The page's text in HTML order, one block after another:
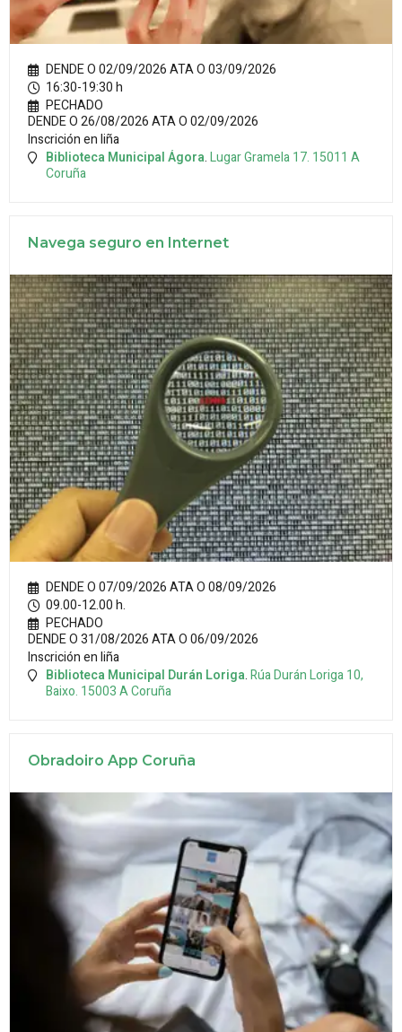
DENDE O 02/09/2026 ATA O 03/09/2026
16:30-19:30 h
PECHADO
DENDE O 26/08/2026 ATA O 02/09/2026
Inscrición en liña
Biblioteca Municipal Ágora.Lugar Gramela 17. 15011 A
Coruña
Navega seguro en Internet
DENDE O 07/09/2026 ATA O 08/09/2026
09.00-12.00 h.
PECHADO
DENDE O 31/08/2026 ATA O 06/09/2026
Inscrición en liña
Biblioteca Municipal Durán Loriga.Rúa Durán Loriga 10,
Baixo. 15003A Coruña
Obradoiro App Coruña